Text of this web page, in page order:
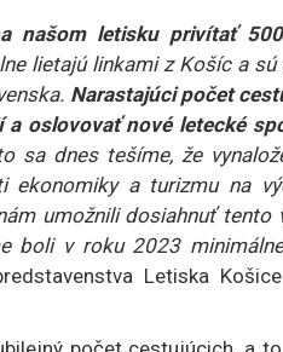
našom letisku privítať
lietajú linkami z Košíc a sú
Narastajúci počet
oslovovať nové letecké
sa dnes tešíme, že
a turizmu na
umožnili dosiahnuť tento
boli v roku 2023
Letiska